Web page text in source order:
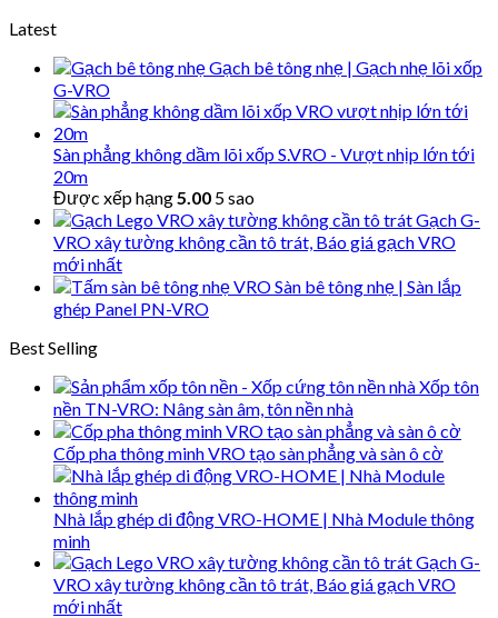
Latest
Gạch bê tông nhẹ | Gạch nhẹ lõi xốp
G-VRO
Sàn phẳng không dầm lõi xốp S.VRO - Vượt nhịp lớn tới
20m
Được xếp hạng5.00 5 sao
Gạch G-
VRO xây tường không cần tô trát, Báo giá gạch VRO
mới nhất
Sàn bê tông nhẹ | Sàn lắp
ghép Panel PN-VRO
Best Selling
Xốp tôn
nền TN-VRO: Nâng sàn âm, tôn nền nhà
Cốp pha thông minh VRO tạo sàn phẳng và sàn ô cờ
Nhà lắp ghép di động VRO-HOME | Nhà Module thông
minh
Gạch G-
VRO xây tường không cần tô trát, Báo giá gạch VRO
mới nhất